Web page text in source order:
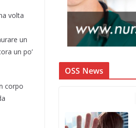
volta
un
un po’
corpo
OSS News